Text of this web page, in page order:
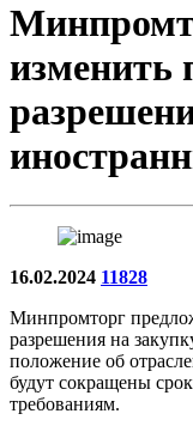
изменить
16.02.2024 11828
Минпромторг
разрешения на
положение об
будут сокращены
требованиям.